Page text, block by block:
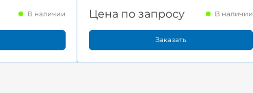
В наличии Цена по запросу В наличии
Заказать